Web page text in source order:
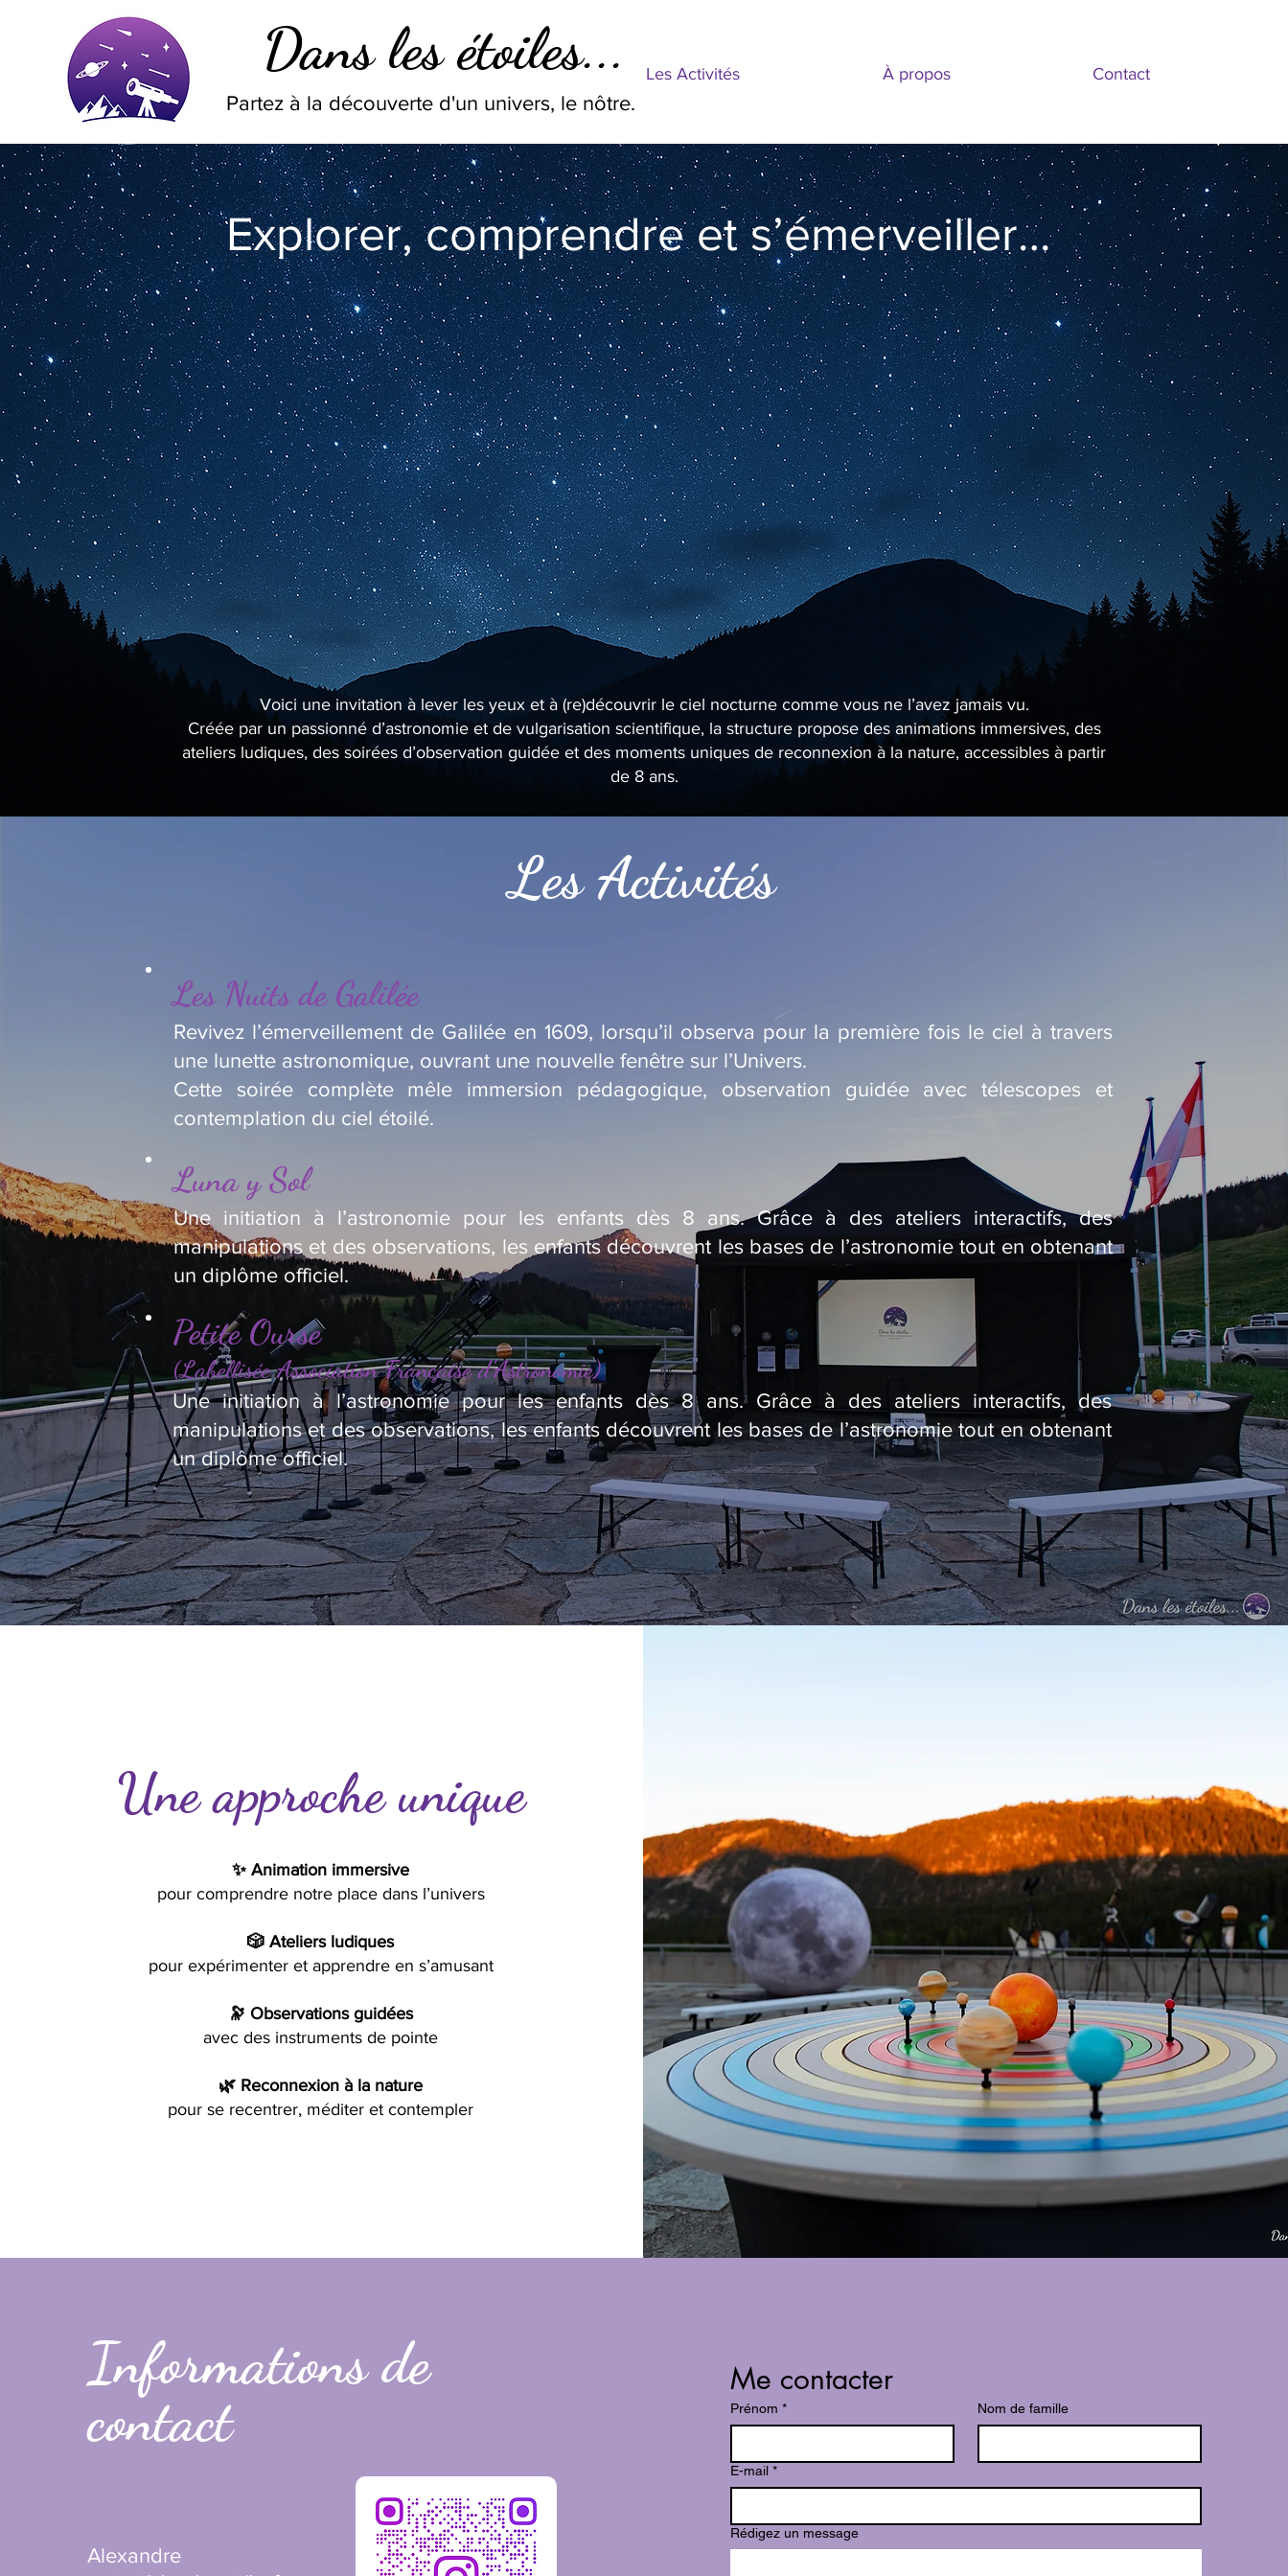
Dans les étoiles...
Partez à la découverte d'un univers, le nôtre.
Les Activités À propos Contact
Explorer, comprendre et s’émerveiller…
Voici une invitation à lever les yeux et à (re)découvrir le ciel nocturne comme vous ne l’avez jamais vu.
Créée par un passionné d’astronomie et de vulgarisation scientifique, la structure propose des animations immersives, des
ateliers ludiques, des soirées d’observation guidée et des moments uniques de reconnexion à la nature, accessibles à partir
de 8 ans.
Les Activités
Les Nuits de Galilée
Revivez l’émerveillement de Galilée en 1609, lorsqu’il observa pour la première fois le ciel à travers
une lunette astronomique, ouvrant une nouvelle fenêtre sur l’Univers.
Cette soirée complète mêle immersion pédagogique, observation guidée avec télescopes et
contemplation du ciel étoilé.
Luna y Sol
Une initiation à l’astronomie pour les enfants dès 8 ans. Grâce à des ateliers interactifs, des
manipulations et des observations, les enfants découvrent les bases de l’astronomie tout en obtenant
un diplôme officiel.
Petite Ourse
(Labellisée Association Française d’Astronomie)
Une initiation à l’astronomie pour les enfants dès 8 ans. Grâce à des ateliers interactifs, des
manipulations et des observations, les enfants découvrent les bases de l’astronomie tout en obtenant
un diplôme officiel.
Une approche unique
✨ Animation immersive
pour comprendre notre place dans l’univers
🎲 Ateliers ludiques
pour expérimenter et apprendre en s’amusant
🔭 Observations guidées
avec des instruments de pointe
🌿 Reconnexion à la nature
pour se recentrer, méditer et contempler
Informations de
contact
Alexandre
Me contacter
Prénom * Nom de famille
E-mail *
Rédigez un message